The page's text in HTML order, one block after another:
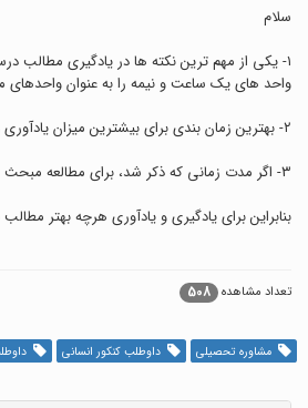
سلام
١- یکی از مهم ترین نکته ها در یادگیری مطالب
واحد های یک ساعت و نیمه را به عنوان واحدهای
٢- بهترین زمان بندی برای بیشترین میزان یادآوری و یادگیری، داشتن واحدهای مطالعاتی ٧٥ دقیقه ای یا ٩٠ دقیقه ای است که به ازای هر ٧٥ دقیقه مطالعه، ١٥ دقیقه استراحت و به ازای هر ٩٠ دقیقه مطالعه، ٣٠ دقیقه استراحت پیشنهاد می شود.
٣- اگر مدت زمانی که ذکر شد، برای مطالعه مبحث مورد نظر شما کافی نبود، می توانید ادامه آن را در واحد بعدی مطالعه نمایید، اما واحد مطالعاتی خود را بدون استراحت، طولانی نکنید.
بنابراین برای یادگیری و یادآوری هرچه بهتر
تعداد مشاهده 508
مشاوره تحصیلی داوطلب کنکور انسانی